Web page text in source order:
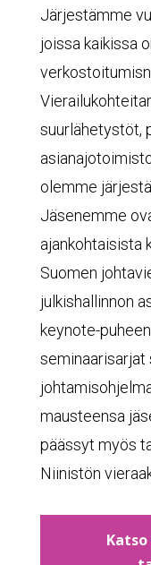
Järjestämme
joissa kaikissa
suurlähetystöt,
olemme
Jäsenemme
ajankohtaisista
Suomen
julkishallinnon
keynote-
seminaarisarjat
mausteensa
päässyt myös
Niinistön